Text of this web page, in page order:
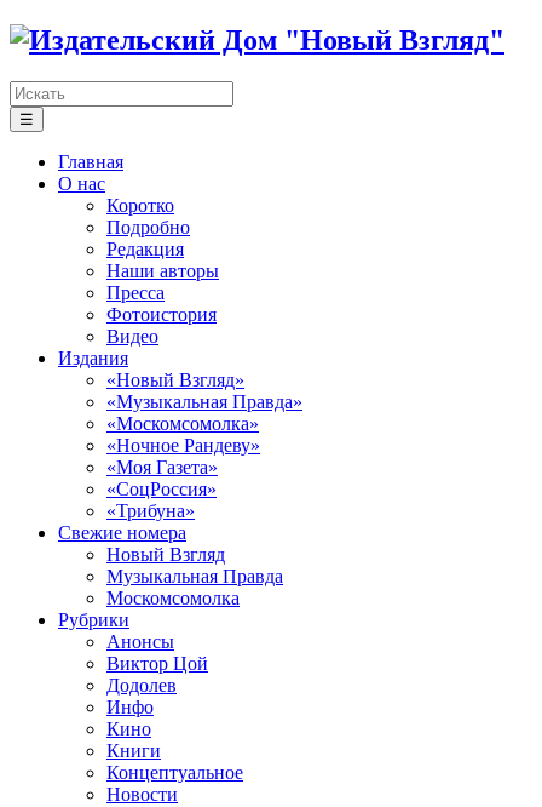
☰
Главная
О нас
Коротко
Подробно
Редакция
Наши авторы
Пресса
Фотоистория
Видео
Издания
«Новый Взгляд»
«Музыкальная Правда»
«Москомсомолка»
«Ночное Рандеву»
«Моя Газета»
«СоцРоссия»
«Трибуна»
Свежие номера
Новый Взгляд
Музыкальная Правда
Москомсомолка
Рубрики
Анонсы
Виктор Цой
Додолев
Инфо
Кино
Книги
Концептуальное
Новости